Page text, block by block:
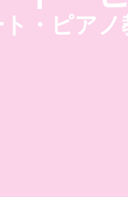
・ピアノ